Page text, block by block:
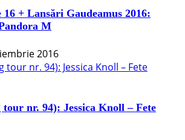
+ Lansări Gaudeamus 2016:
M
2016
nr. 94): Jessica Knoll – Fete